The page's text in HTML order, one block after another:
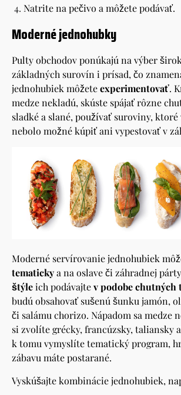
Natrite na pečivo a môžete podávať.
Moderné jednohubky
Pulty obchodov ponúkajú na výber
základných surovín i prísad, čo
jednohubiek môžeteexperimentovať.
medze nekladú, skúste spájať rôzne
sladké a slané, používať suroviny,
nebolo možné kúpiť ani vypestovať v
Moderné servírovanie jednohubiek
tematickya na oslave či záhradnej párty
štýleich podávajtev podobe chutných
budú obsahovať sušenú šunku jamón,
či salámu chorizo. Nápadom sa medze
si zvolíte grécky, francúzsky, taliansky
k tomu vymyslíte tematický program,
zábavu máte postarané.
Vyskúšajte kombinácie jednohubiek,